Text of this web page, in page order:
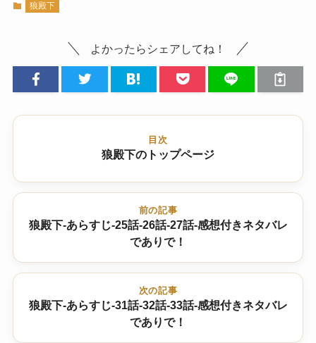
狼殿下
よかったらシェアしてね！
目次
狼殿下のトップページ
前の記事
狼殿下-あらすじ-25話-26話-27話-感想付きネタバレ
でありで！
次の記事
狼殿下-あらすじ-31話-32話-33話-感想付きネタバレ
でありで！